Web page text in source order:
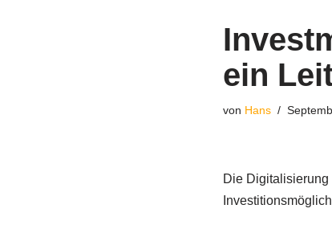
ein
von Hans
Die Digitalisierung